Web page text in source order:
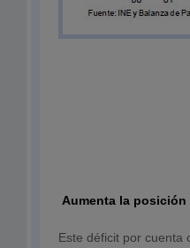
Aumenta la posición
Este déficit por cuenta